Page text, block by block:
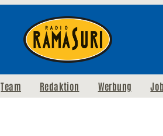
Team Redaktion Werbung